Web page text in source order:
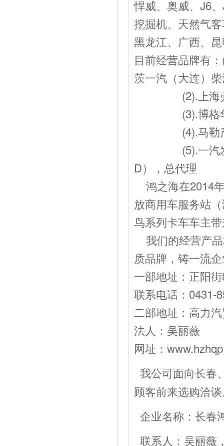
悍威、奥威、J6
挖掘机、天然气
黑龙江、广西、
目前经营品牌有
茨一汽（大连）
(2).上海弗列
(3).博格华纳
(4).马勒产
(5).一汽发动J
D），总代理
鸿之海在2014
放商用车服务站
鸟系列卡车车主
我们的经营产
质品牌，铸一流
一部地址：正阳
联系电话：0431-
二部地址：高力
法人：吴丽
网址：
我公司面向长春
顾客前来选购洽
企业名称：长春
联系人：吴丽薇